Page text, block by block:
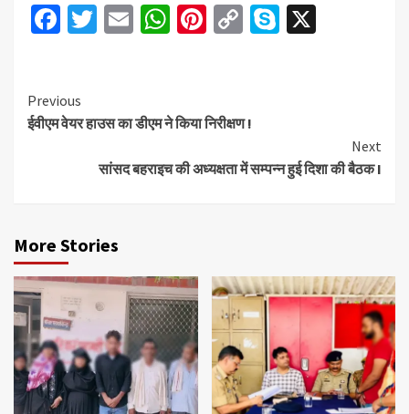
Facebook
Twitter
EmailWhatsApp
Pinterest
CopySkype
Continue
Reading
Previous
ईवीएम वेयर हाउस का डीएम ने किया निरीक्षण !
Next
सांसद बहराइच की अध्यक्षता में सम्पन्न हुई दिशा की बैठक I
More Stories